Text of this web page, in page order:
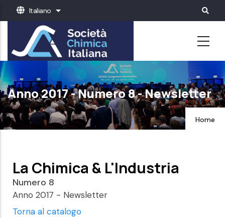
Salta
contenuto
principale
Italiano Mostra ulteriori azioni
Anno 2017 - Numero 8 - Newsletter
Home
La Chimica & L'Industria
Numero 8
Anno 2017 - Newsletter
Torna al catalogo